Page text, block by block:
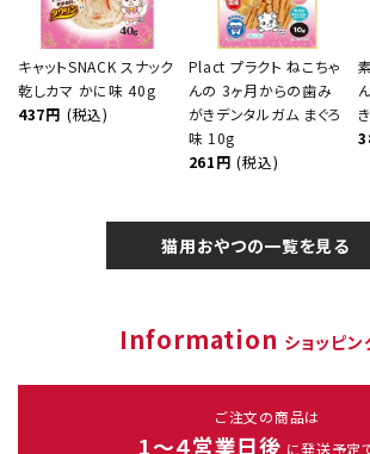
キャットSNACK スナック
乾しカマ かに味 40g
437円 (税込)
Plact プラクト ねこちゃ
んの 3ヶ月からの歯み
がきデンタルガム まぐろ
味 10g
261円 (税込)
猫用おやつの一覧を見る
Information ショッピ
ご注文の商品は
1～４営業日後 に発送予定で